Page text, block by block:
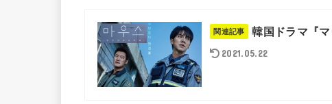
関連記事 韓国ドラマ『
2021.05.22